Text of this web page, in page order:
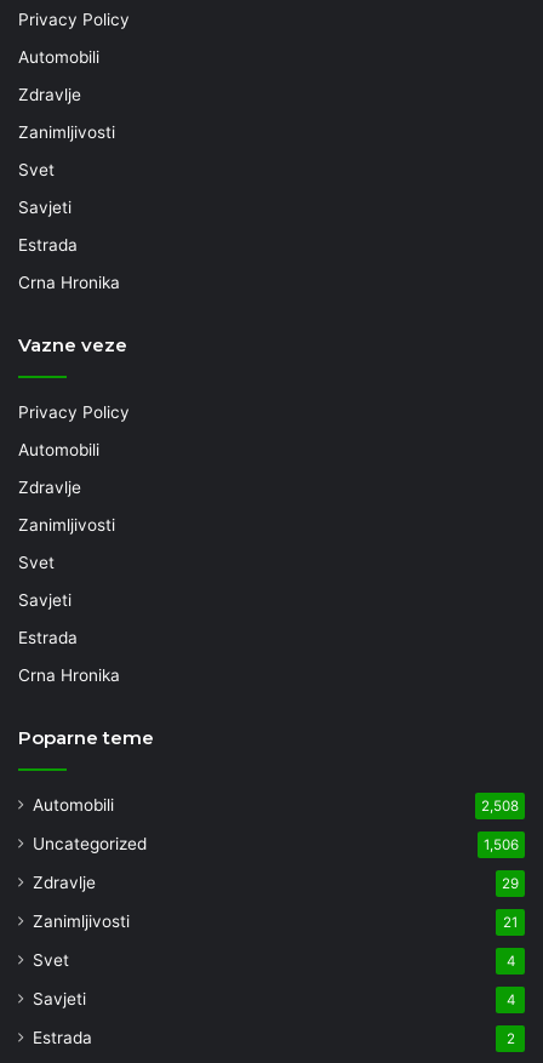
Privacy Policy
Automobili
Zdravlje
Zanimljivosti
Svet
Savjeti
Estrada
Crna Hronika
Vazne veze
Privacy Policy
Automobili
Zdravlje
Zanimljivosti
Svet
Savjeti
Estrada
Crna Hronika
Poparne teme
Automobili 2,508
Uncategorized 1,506
Zdravlje 29
Zanimljivosti 21
Svet 4
Savjeti 4
Estrada 2